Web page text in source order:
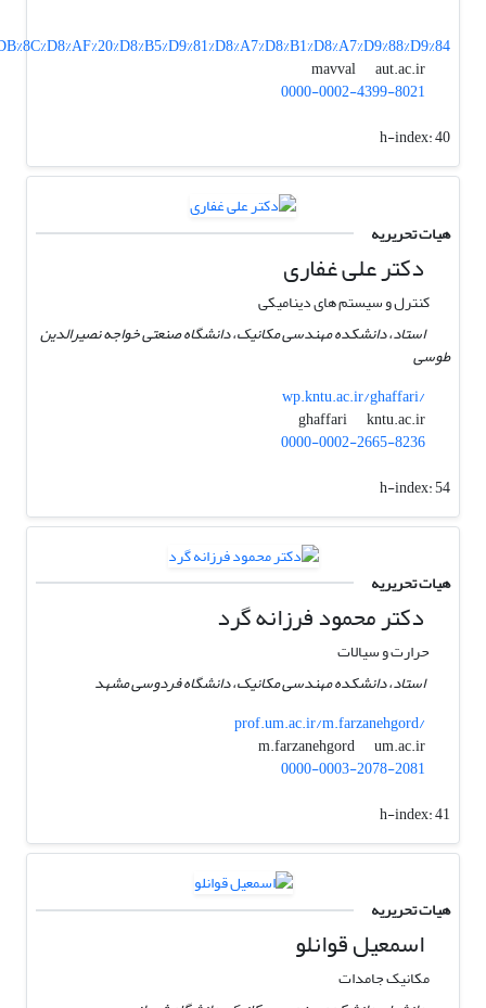
mavval
aut.ac.ir
0000-0002-4399-8021
h-index:40
هیات تحریریه
دکتر علی غفاری
کنترل و سیستم های دینامیکی
استاد، دانشکده مهندسی مکانیک، دانشگاه صنعتی خواجه نصیرالدین
طوسی
wp.kntu.ac.ir/ghaffari/
ghaffari
kntu.ac.ir
0000-0002-2665-8236
h-index:54
هیات تحریریه
دکتر محمود فرزانه‌ گرد
حرارت و سیالات
استاد، دانشکده مهندسی مکانیک، دانشگاه فردوسی مشهد
prof.um.ac.ir/m.farzanehgord/
m.farzanehgord
um.ac.ir
0000-0003-2078-2081
h-index:41
هیات تحریریه
اسمعیل قوانلو
مکانیک جامدات